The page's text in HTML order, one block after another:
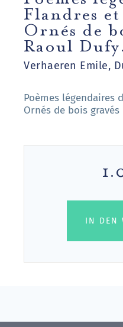
Flandres
Ornés de
Raoul Dufy.
Verhaeren Emile,
Poèmes légendaires
Ornés de bois
IN DEN